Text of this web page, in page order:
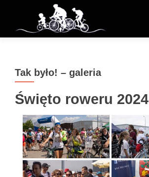
Tak było! – galeria
Święto roweru 2024